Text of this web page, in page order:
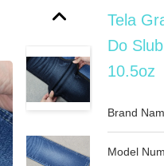
Tela
Do
10.5oz
Brand
Model